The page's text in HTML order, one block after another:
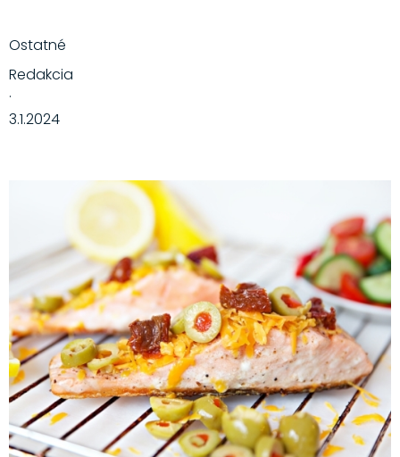
Ostatné
Redakcia
·
3.1.2024